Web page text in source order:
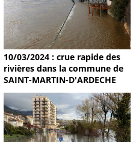
10/03/2024 : crue rapide des
rivières dans la commune de
SAINT-MARTIN-D'ARDECHE